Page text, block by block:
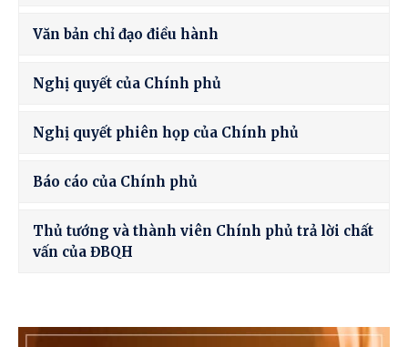
Văn bản chỉ đạo điều hành
Nghị quyết của Chính phủ
Nghị quyết phiên họp của Chính phủ
Báo cáo của Chính phủ
Thủ tướng và thành viên Chính phủ trả lời chất
vấn của ĐBQH